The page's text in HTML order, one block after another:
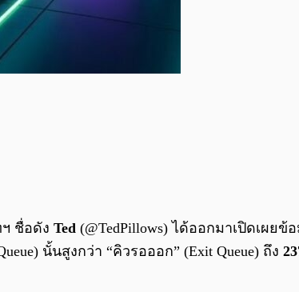
ชื่อดัง Ted (@TedPillows) ได้ออกมาเปิดเผ
นั้นสูงกว่า “คิวรอออก” (Exit Queue) ถึง